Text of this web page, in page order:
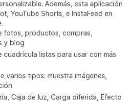
Además, esta aplicación
YouTube Shorts, e InstaFeed en
fotos, productos, compras,
y blog
cuadrícula listas para usar con más
varios tipos: muestra imágenes,
Caja de luz, Carga diferida, Efecto